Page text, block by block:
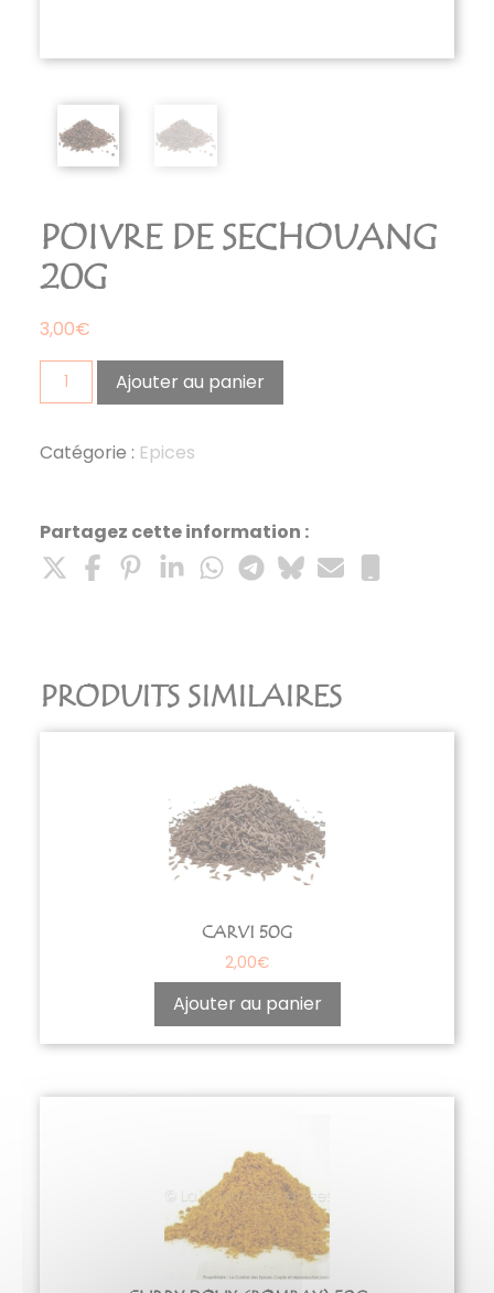
POIVRE DE SECHOUANG
20G
3,00€
quantité
de
de
Ajouter au panier
Catégorie : Epices
Partagez cette information :
PRODUITS SIMILAIRES
CARVI 50G
2,00€
Ajouter au panier